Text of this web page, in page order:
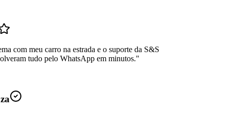
com meu carro na estrada e o suporte da S&S
tudo pelo WhatsApp em minutos."